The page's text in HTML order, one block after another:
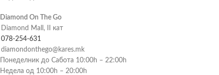
Diamond On The Go
Diamond Mall, II кат
078-254-631
diamondonthego@kares.mk
Понеделник до Сабота 10:00h – 22:00h
Недела од 10:00h – 20:00h